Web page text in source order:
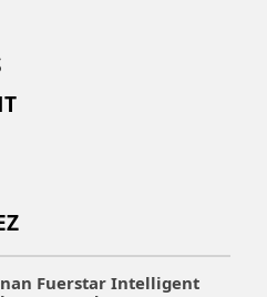
Fuerstar Intelligent